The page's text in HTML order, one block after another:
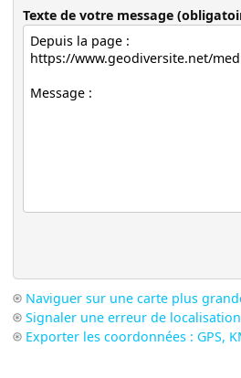
Texte de votre message
Naviguer sur une carte plus
Signaler une erreur de localisation
Exporter les coordonnées : GPS,